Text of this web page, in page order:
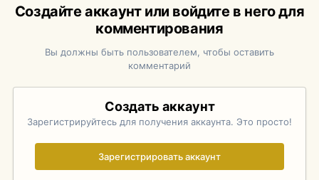
Создайте аккаунт или войдите в него для
комментирования
Вы должны быть пользователем, чтобы оставить
комментарий
Создать аккаунт
Зарегистрируйтесь для получения аккаунта. Это просто!
Зарегистрировать аккаунт